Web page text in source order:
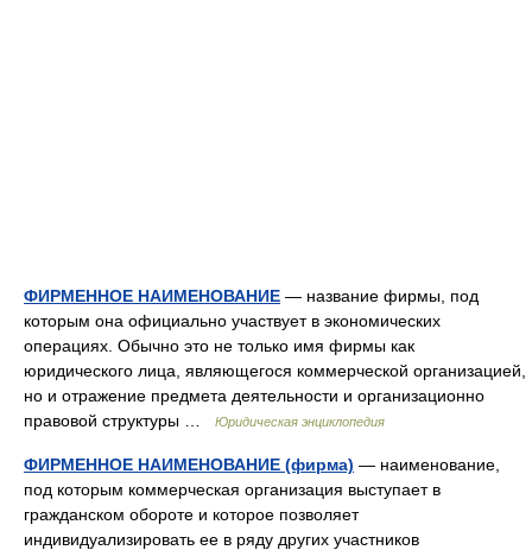
ФИРМЕННОЕ НАИМЕНОВАНИЕ — название фирмы, под
которым она официально участвует в экономических
операциях. Обычно это не только имя фирмы как
юридического лица, являющегося коммерческой организацией,
но и отражение предмета деятельности и организационно
правовой структуры …
Юридическая энциклопедия
ФИРМЕННОЕ НАИМЕНОВАНИЕ (фирма) — наименование,
под которым коммерческая организация выступает в
гражданском обороте и которое позволяет
индивидуализировать ее в ряду других участников